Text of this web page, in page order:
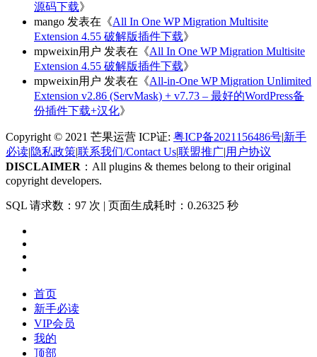
源码下载》
mango 发表在《All In One WP Migration Multisite
Extension 4.55 破解版插件下载》
mpweixin用户 发表在《All In One WP Migration Multisite
Extension 4.55 破解版插件下载》
mpweixin用户 发表在《All-in-One WP Migration Unlimited
Extension v2.86 (ServMask) + v7.73 – 最好的WordPress备
份插件下载+汉化》
Copyright © 2021 芒果运营 ICP证: 粤ICP备2021156486号|新手
必读|隐私政策|联系我们/Contact Us|联盟推广|用户协议
DISCLAIMER ：All plugins & themes belong to their original
copyright developers.
SQL 请求数：97 次 | 页面生成耗时：0.26325 秒
首页
新手必读
VIP会员
我的
顶部